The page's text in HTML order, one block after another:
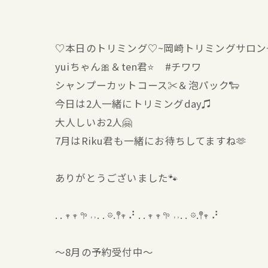
♡本日のトリミング♡⁠~岡崎トリミングサロ
yuiちゃん🎀＆ten君⭐ #チワワ
シャンプーカットコース✂️＆泡パック🐑
今日は2人一緒にトリミングday♫
大人しいお2人🤗
7月はRiku君も一緒にお待ちしてますね🫶
ありがとうございました🐾
. . 𖥧 𖥧 𖧧 ˒˒. . 𖡼.𖤣𖥧 ⠜ . . 𖥧 𖥧 𖧧 ˒˒. . 𖡼.𖤣𖥧 ⠜
〜8月の予約受付中〜